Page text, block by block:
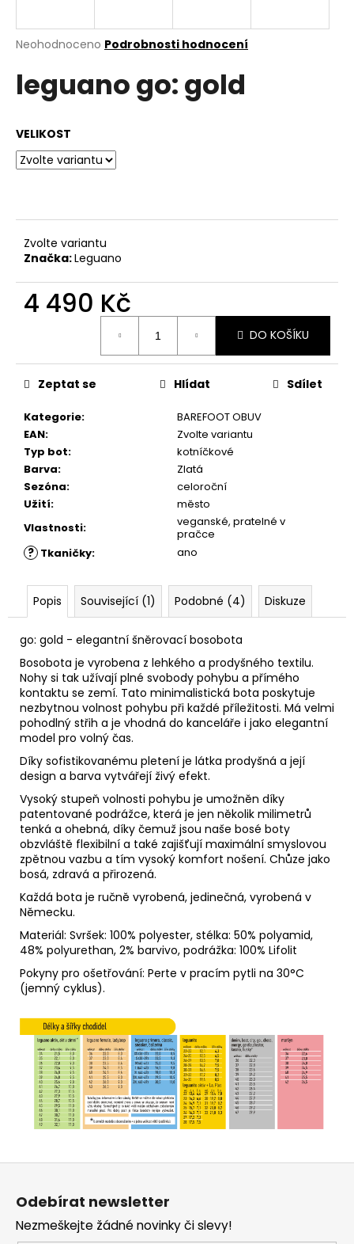
Průměrné
produktu
5
hvězdiček.
Neohodnoceno Podrobnosti hodnocení
leguano go: gold
VELIKOST
Zvolte variantu
Značka:Leguano
4 490 Kč
DO KOŠÍKU
Kategorie:
BAREFOOT OBUV
EAN:
Zvolte variantu
Typ bot:
kotníčkové
Barva:
Zlatá
Sezóna:
celoroční
Užití:
město
Vlastnosti:
veganské, pratelné v
pračce
? Tkaničky: ano
Zeptat se Hlídat Sdílet
Popis Související (1) Podobné (4) Diskuze
go: gold - elegantní šněrovací bosobota
Bosobota je vyrobena z lehkého a prodyšného textilu.
Nohy si tak užívají plné svobody pohybu a přímého
kontaktu se zemí. Tato minimalistická bota poskytuje
nezbytnou volnost pohybu při každé příležitosti. Má velmi
pohodlný střih a je vhodná do kanceláře i jako elegantní
model pro volný čas.
Díky sofistikovanému pletení je látka prodyšná a její
design a barva vytvářejí živý efekt.
Vysoký stupeň volnosti pohybu je umožněn díky
patentované podrážce, která je jen několik milimetrů
tenká a ohebná, díky čemuž jsou naše bosé boty
obzvláště flexibilní a také zajišťují maximální smyslovou
zpětnou vazbu a tím vysoký komfort nošení. Chůze jako
bosá, zdravá a přirozená.
Každá bota je ručně vyrobená, jedinečná, vyrobená v
Německu.
Materiál: Svršek: 100% polyester, stélka: 50% polyamid,
48% polyurethan, 2% barvivo, podrážka: 100% Lifolit
Pokyny pro ošetřování: Perte v pracím pytli na 30°C
(jemný cyklus).
j
t
?
D
p
o
u
e
m
e
COMBI
CLEAN
CARE
200
ML
Z
Odebírat newsletter
Nezmeškejte žádné novinky či slevy!